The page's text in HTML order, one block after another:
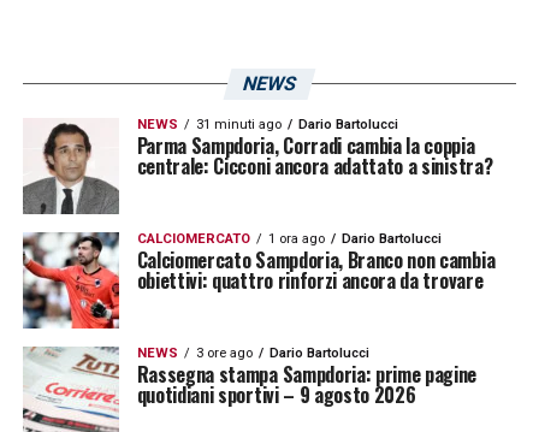
Pellegrino Cimò».
LA PLAYLIST DELLE NOSTRE TOP NEWS
NEWS
NEWS 31 minuti ago Dario Bartolucci
Parma Sampdoria, Corradi cambia la coppia
centrale: Cicconi ancora adattato a sinistra?
CALCIOMERCATO 1 ora ago Dario Bartolucci
Calciomercato Sampdoria, Branco non cambia
obiettivi: quattro rinforzi ancora da trovare
NEWS 3 ore ago Dario Bartolucci
Rassegna stampa Sampdoria: prime pagine
quotidiani sportivi – 9 agosto 2026